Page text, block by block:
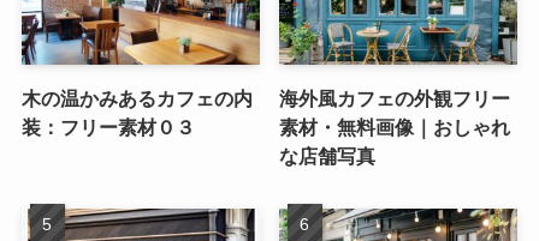
木の温かみあるカフェの内
装：フリー素材０３
海外風カフェの外観フリー
素材・無料画像｜おしゃれ
な店舗写真